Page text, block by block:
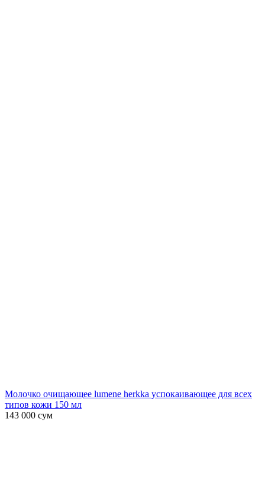
Молочко очищающее lumene herkka успокаивающее для всех
типов кожи 150 мл
143 000 сум